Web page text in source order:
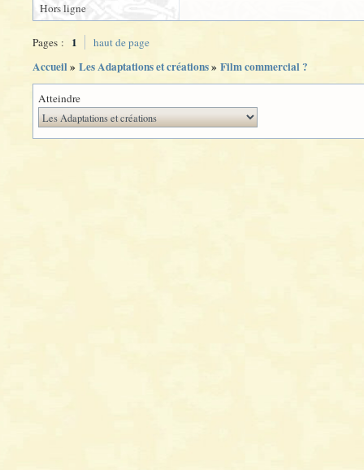
Hors ligne
Pages : 1 haut de page
Accueil» Les Adaptations et créations» Film commercial ?
Atteindre